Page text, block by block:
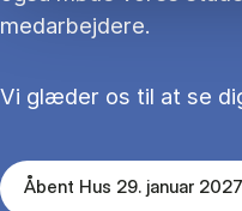
medarbejdere.
Vi glæder os til at se
Åbent Hus 29. januar 2027